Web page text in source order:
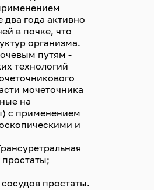
года активно
в почке, что
организма.
путям -
технологий
мочеточника
на
с применением
и
простаты;
простаты.